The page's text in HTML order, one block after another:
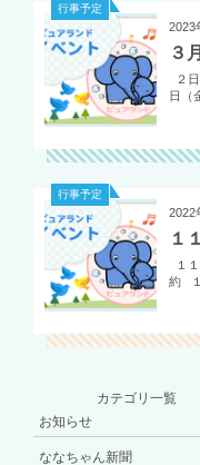
行事予定
2023
３
２
日（
行事予定
2022
１
１
約 １
カテゴリ一覧
お知らせ
ななちゃん新聞